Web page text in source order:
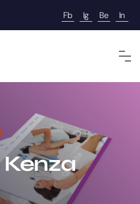
Fb Ig Be In
Kenza